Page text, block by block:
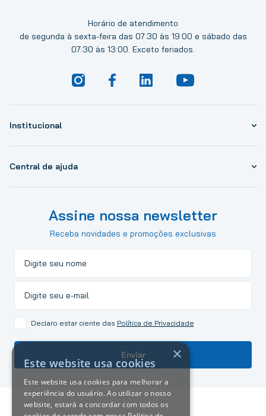
Horário de atendimento
de segunda à sexta-feira das 07:30 às 19:00 e sábado das
07:30 às 13:00. Exceto feriados.
Institucional
Central de ajuda
Assine nossa newsletter
Receba novidades e promoções exclusivas
Declaro estar ciente das Política de Privacidade
Enviar ×
Este website usa cookies
Este website usa cookies para melhorar a
experiência do usuário. Ao utilizar o nosso
website, estará a concordar com todos os